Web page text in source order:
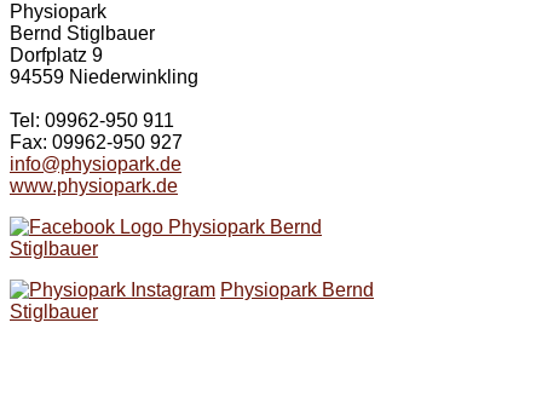
Physiopark
Bernd Stiglbauer
Dorfplatz 9
94559 Niederwinkling
Tel: 09962-950 911
Fax: 09962-950 927
info@physiopark.de
www.physiopark.de
Physiopark Bernd
Stiglbauer
Physiopark Bernd
Stiglbauer